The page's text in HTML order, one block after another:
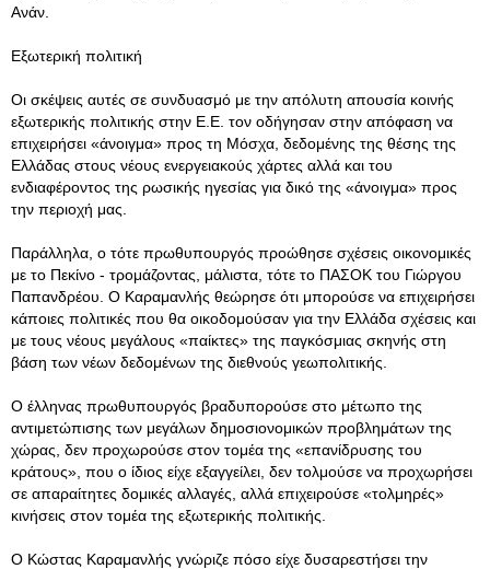
Ανάν.
Εξωτερική πολιτική
Οι σκέψεις αυτές σε συνδυασμό με την απόλυτη απουσία κοινής
εξωτερικής πολιτικής στην Ε.Ε. τον οδήγησαν στην απόφαση να
επιχειρήσει «άνοιγμα» προς τη Μόσχα, δεδομένης της θέσης της
Ελλάδας στους νέους ενεργειακούς χάρτες αλλά και του
ενδιαφέροντος της ρωσικής ηγεσίας για δικό της «άνοιγμα» προς
την περιοχή μας.
Παράλληλα, ο τότε πρωθυπουργός προώθησε σχέσεις οικονομικές
με το Πεκίνο - τρομάζοντας, μάλιστα, τότε το ΠΑΣΟΚ του Γιώργου
Παπανδρέου. Ο Καραμανλής θεώρησε ότι μπορούσε να επιχειρήσει
κάποιες πολιτικές που θα οικοδομούσαν για την Ελλάδα σχέσεις και
με τους νέους μεγάλους «παίκτες» της παγκόσμιας σκηνής στη
βάση των νέων δεδομένων της διεθνούς γεωπολιτικής.
Ο έλληνας πρωθυπουργός βραδυπορούσε στο μέτωπο της
αντιμετώπισης των μεγάλων δημοσιονομικών προβλημάτων της
χώρας, δεν προχωρούσε στον τομέα της «επανίδρυσης του
κράτους», που ο ίδιος είχε εξαγγείλει, δεν τολμούσε να προχωρήσει
σε απαραίτητες δομικές αλλαγές, αλλά επιχειρούσε «τολμηρές»
κινήσεις στον τομέα της εξωτερικής πολιτικής.
Ο Κώστας Καραμανλής γνώριζε πόσο είχε δυσαρεστήσει την